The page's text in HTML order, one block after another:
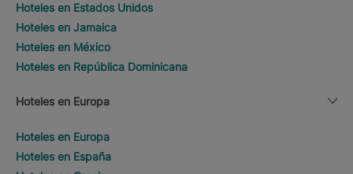
Hoteles en Estados Unidos
Hoteles en Jamaica
Hoteles en México
Hoteles en República Dominicana
Hoteles en Europa
Hoteles en Europa
Hoteles en España